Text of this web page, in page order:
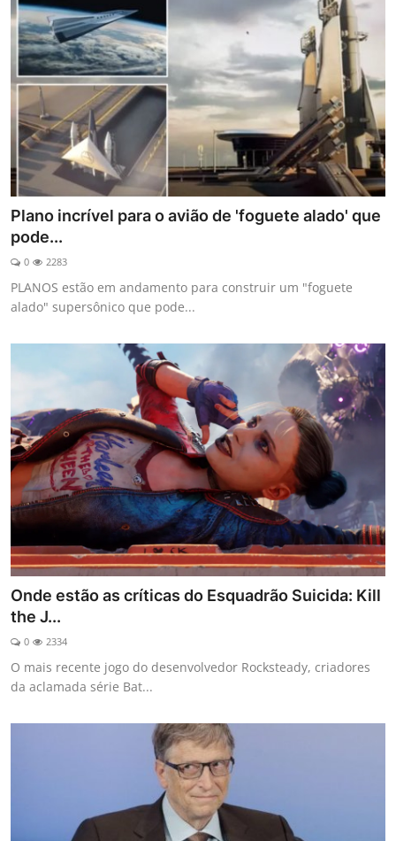
Plano incrível para o avião de 'foguete alado' que
pode...
0 2283
PLANOS estão em andamento para construir um "foguete
alado" supersônico que pode...
Onde estão as críticas do Esquadrão Suicida: Kill
the J...
0 2334
O mais recente jogo do desenvolvedor Rocksteady, criadores
da aclamada série Bat...